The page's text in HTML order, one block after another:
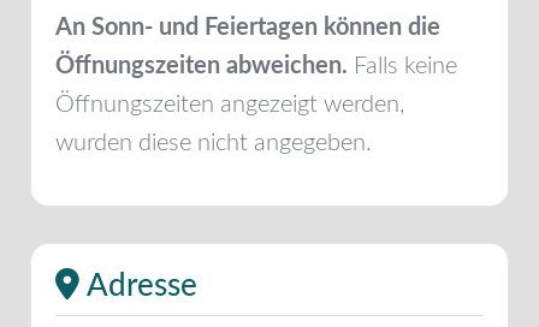
An Sonn- und Feiertagen können die
Öffnungszeiten abweichen. Falls keine
Öffnungszeiten angezeigt werden,
wurden diese nicht angegeben.
Adresse